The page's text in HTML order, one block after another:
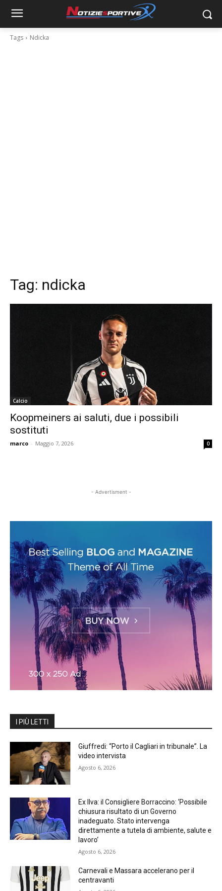
Tags Ndicka
Tag: ndicka
Calcio
Koopmeiners ai saluti, due i possibili
sostituti
marco - Maggio 7, 2026 0
- Advertisment -
I PIÙ LETTI
Giuffredi: “Porto il Cagliari in tribunale”. La
video intervista
Agosto 6, 2026
Ex Ilva: il Consigliere Borraccino: ‘Possibile
chiusura risultato di un Governo
inadeguato. Stato intervenga
direttamente a tutela di ambiente, salute e
lavoro’
Agosto 6, 2026
Carnevali e Massara accelerano per il
centravanti